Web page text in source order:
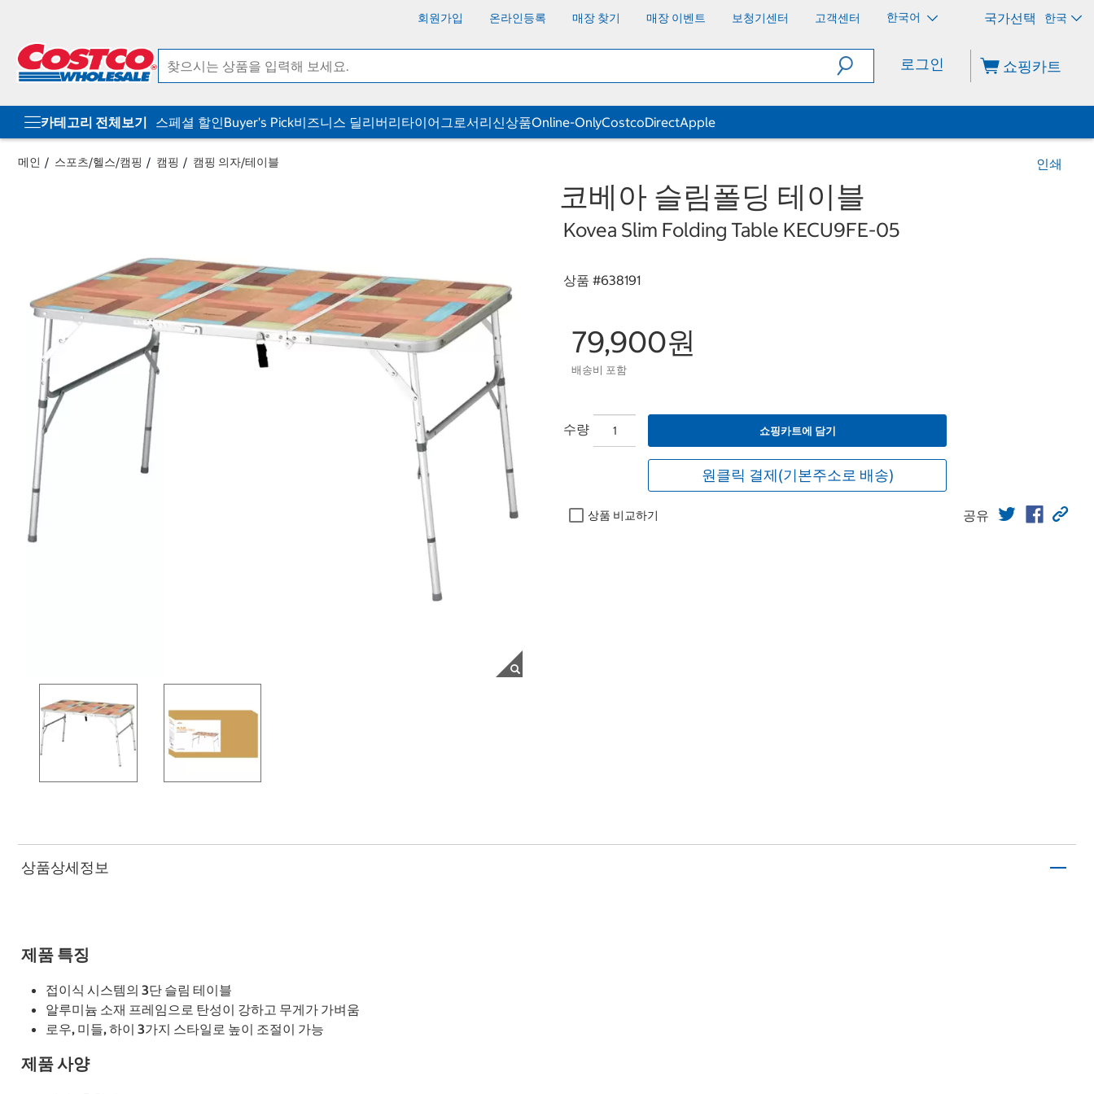
회원가입 온라인등록 매장 찾기 매장 이벤트 보청기센터 고객센터 한국어 한국
로그인 쇼핑카트
카테고리 전체보기 스페셜 할인Buyer's Pick비즈니스 딜리버리타이어그로서리신상품Online-OnlyCostcoDirectApple
메인 스포츠/헬스/캠핑 캠핑 캠핑 의자/테이블 인쇄
코베아 슬림폴딩 테이블
Kovea Slim Folding Table KECU9FE-05
상품 #638191
79,900원
배송비 포함
수량 쇼핑카트에 담기
원클릭 결제(기본주소로 배송)
상품 비교하기 공유
상품상세정보
제품 특징
접이식 시스템의 3단 슬림 테이블
알루미늄 소재 프레임으로 탄성이 강하고 무게가 가벼움
로우, 미들, 하이 3가지 스타일로 높이 조절이 가능
제품 사양